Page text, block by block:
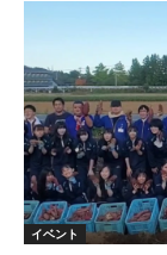
イベント